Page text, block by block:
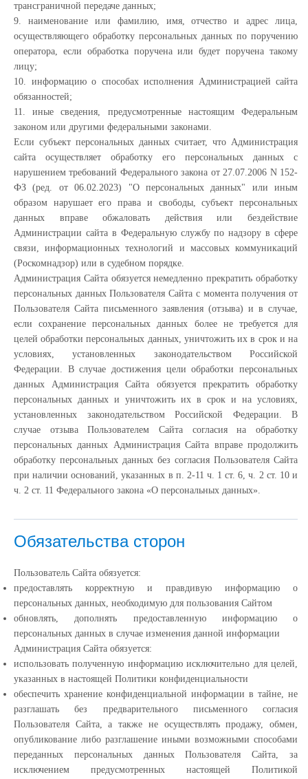
трансграничной передаче данных;
9. наименование или фамилию, имя, отчество и адрес лица,
осуществляющего обработку персональных данных по поручению
оператора, если обработка поручена или будет поручена такому
лицу;
10. информацию о способах исполнения Администрацией сайта
обязанностей;
11. иные сведения, предусмотренные настоящим Федеральным
законом или другими федеральными законами.
Если субъект персональных данных считает, что Администрация
сайта осуществляет обработку его персональных данных с
нарушением требований Федерального закона от 27.07.2006 N 152-
ФЗ (ред. от 06.02.2023) "О персональных данных" или иным
образом нарушает его права и свободы, субъект персональных
данных вправе обжаловать действия или бездействие
Администрации сайта в Федеральную службу по надзору в сфере
связи, информационных технологий и массовых коммуникаций
(Роскомнадзор) или в судебном порядке.
Администрация Сайта обязуется немедленно прекратить обработку
персональных данных Пользователя Сайта с момента получения от
Пользователя Сайта письменного заявления (отзыва) и в случае,
если сохранение персональных данных более не требуется для
целей обработки персональных данных, уничтожить их в срок и на
условиях, установленных законодательством Российской
Федерации. В случае достижения цели обработки персональных
данных Администрация Сайта обязуется прекратить обработку
персональных данных и уничтожить их в срок и на условиях,
установленных законодательством Российской Федерации. В
случае отзыва Пользователем Сайта согласия на обработку
персональных данных Администрация Сайта вправе продолжить
обработку персональных данных без согласия Пользователя Сайта
при наличии оснований, указанных в п. 2-11 ч. 1 ст. 6, ч. 2 ст. 10 и
ч. 2 ст. 11 Федерального закона «О персональных данных».
Обязательства сторон
Пользователь Сайта обязуется:
предоставлять корректную и правдивую информацию о
персональных данных, необходимую для пользования Сайтом
обновлять, дополнять предоставленную информацию о
персональных данных в случае изменения данной информации
Администрация Сайта обязуется:
использовать полученную информацию исключительно для целей,
указанных в настоящей Политики конфиденциальности
обеспечить хранение конфиденциальной информации в тайне, не
разглашать без предварительного письменного согласия
Пользователя Сайта, а также не осуществлять продажу, обмен,
опубликование либо разглашение иными возможными способами
переданных персональных данных Пользователя Сайта, за
исключением предусмотренных настоящей Политикой